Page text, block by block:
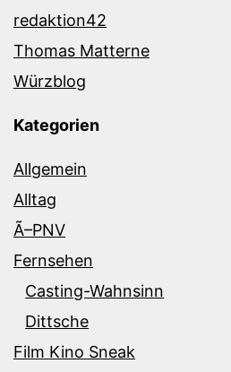
redaktion42
Thomas Matterne
Würzblog
Kategorien
Allgemein
Alltag
Ã–PNV
Fernsehen
Casting-Wahnsinn
Dittsche
Film Kino Sneak